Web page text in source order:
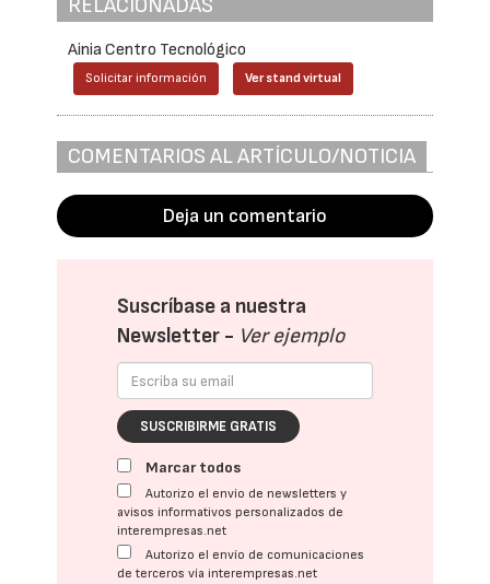
RELACIONADAS
Ainia Centro Tecnológico
Solicitar información Ver stand virtual
COMENTARIOS AL ARTÍCULO/NOTICIA
Deja un comentario
Suscríbase a nuestra
Newsletter - Ver ejemplo
SUSCRIBIRME GRATIS
Marcar todos
Autorizo el envío de newsletters y
avisos informativos personalizados de
interempresas.net
Autorizo el envío de comunicaciones
de terceros vía interempresas.net